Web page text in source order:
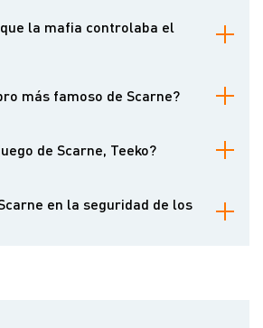
en denunciar las estafas en lugar de
la mafia controlaba el
no un sindicato único.
más famoso de Scarne?
el juego jamás escrito.
de Scarne, Teeko?
destruyó las existencias.
en la seguridad de los